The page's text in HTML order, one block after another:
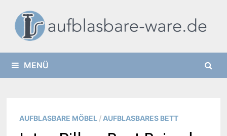
zum
Inhalt
MENÜ
AUFBLASBARE MÖBEL/ AUFBLASBARES BETT